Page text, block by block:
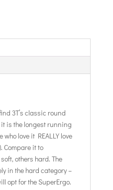
3T’s classic round
is the longest running
love it REALLY love
Compare it to
others hard. The
in the hard category –
opt for the SuperErgo.